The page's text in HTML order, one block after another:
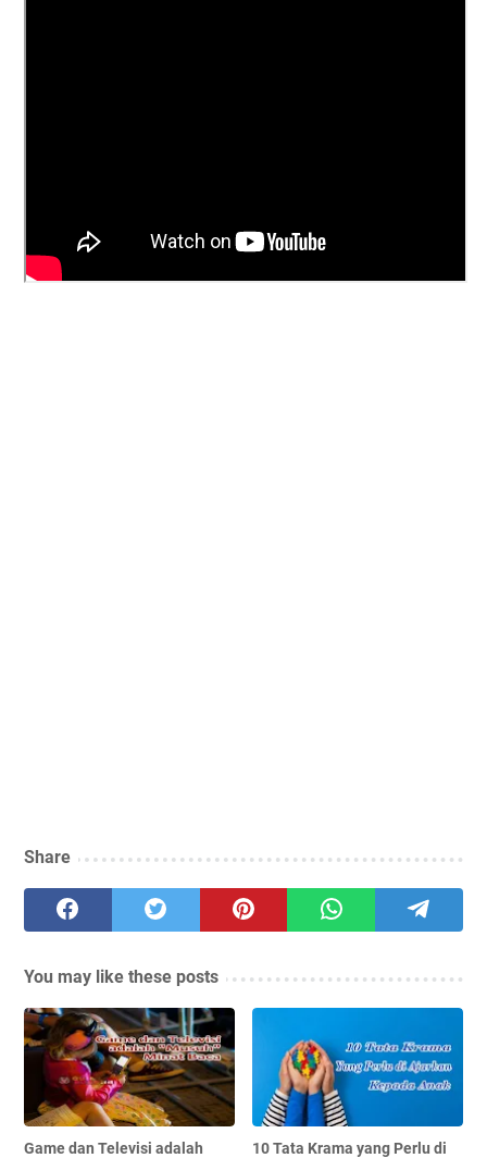
Share
You may like these posts
Game dan Televisi adalah
10 Tata Krama yang Perlu di